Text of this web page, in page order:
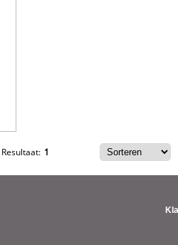
Resultaat: 1